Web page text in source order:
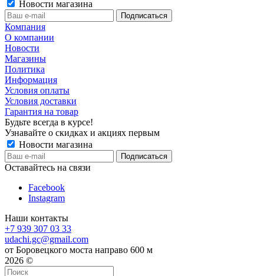
Новости магазина
Компания
О компании
Новости
Магазины
Политика
Информация
Условия оплаты
Условия доставки
Гарантия на товар
Будьте всегда в курсе!
Узнавайте о скидках и акциях первым
Новости магазина
Оставайтесь на связи
Facebook
Instagram
Наши контакты
+7 939 307 03 33
udachi.gc@gmail.com
от Боровецкого моста направо 600 м
2026 ©